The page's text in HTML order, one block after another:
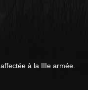
à la IIIe armée.